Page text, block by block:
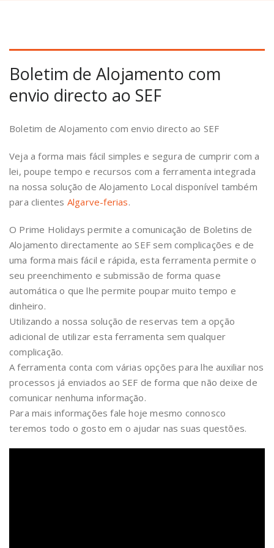
Boletim de Alojamento com
envio directo ao SEF
Boletim de Alojamento com envio directo ao SEF
Veja a forma mais fácil simples e segura de cumprir com a
lei, poupe tempo e recursos com a ferramenta integrada
na nossa solução de Alojamento Local disponível também
para clientes Algarve-ferias.
O Prime Holidays permite a comunicação de Boletins de
Alojamento directamente ao SEF sem complicações e de
uma forma mais fácil e rápida, esta ferramenta permite o
seu preenchimento e submissão de forma quase
automática o que lhe permite poupar muito tempo e
dinheiro.
Utilizando a nossa solução de reservas tem a opção
adicional de utilizar esta ferramenta sem qualquer
complicação.
A ferramenta conta com várias opções para lhe auxiliar nos
processos já enviados ao SEF de forma que não deixe de
comunicar nenhuma informação.
Para mais informações fale hoje mesmo connosco
teremos todo o gosto em o ajudar nas suas questões.